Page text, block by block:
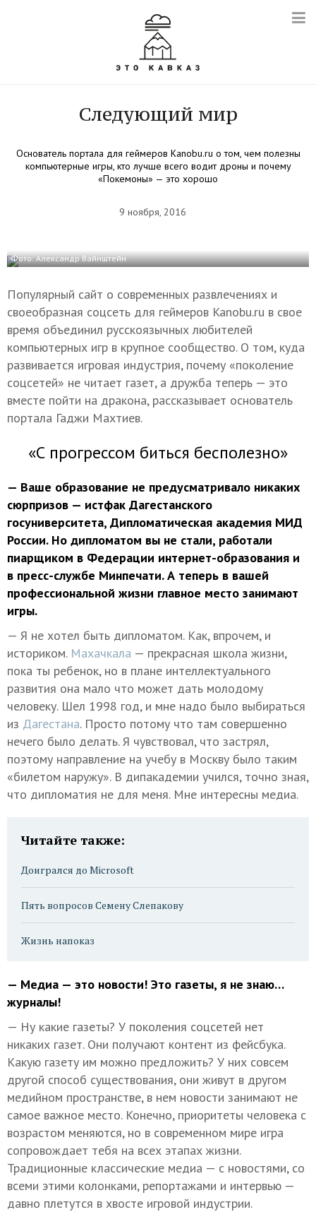
Следующий мир
Основатель портала для геймеров Kanobu.ru о том, чем полезны
компьютерные игры, кто лучше всего водит дроны и почему
«Покемоны» — это хорошо
9 ноября, 2016
Фото: Александр Вайнштейн
Популярный сайт о современных развлечениях и
своеобразная соцсеть для геймеров Kanobu.ru в свое
время объединил русскоязычных любителей
компьютерных игр в крупное сообщество. О том, куда
развивается игровая индустрия, почему «поколение
соцсетей» не читает газет, а дружба теперь — это
вместе пойти на дракона, рассказывает основатель
портала Гаджи Махтиев.
«С прогрессом биться бесполезно»
— Ваше образование не предусматривало никаких
сюрпризов — истфак Дагестанского
госуниверситета, Дипломатическая академия МИД
России. Но дипломатом вы не стали, работали
пиарщиком в Федерации интернет-образования и
в пресс-службе Минпечати. А теперь в вашей
профессиональной жизни главное место занимают
игры.
— Я не хотел быть дипломатом. Как, впрочем, и
историком. Махачкала — прекрасная школа жизни,
пока ты ребенок, но в плане интеллектуального
развития она мало что может дать молодому
человеку. Шел 1998 год, и мне надо было выбираться
из Дагестана. Просто потому что там совершенно
нечего было делать. Я чувствовал, что застрял,
поэтому направление на учебу в Москву было таким
«билетом наружу». В дипакадемии учился, точно зная,
что дипломатия не для меня. Мне интересны медиа.
Читайте также:
Доигрался до Microsoft
Пять вопросов Семену Слепакову
Жизнь напоказ
— Медиа — это новости! Это газеты, я не знаю…
журналы!
— Ну какие газеты? У поколения соцсетей нет
никаких газет. Они получают контент из фейсбука.
Какую газету им можно предложить? У них совсем
другой способ существования, они живут в другом
медийном пространстве, в нем новости занимают не
самое важное место. Конечно, приоритеты человека с
возрастом меняются, но в современном мире игра
сопровождает тебя на всех этапах жизни.
Традиционные классические медиа — с новостями, со
всеми этими колонками, репортажами и интервью —
давно плетутся в хвосте игровой индустрии.